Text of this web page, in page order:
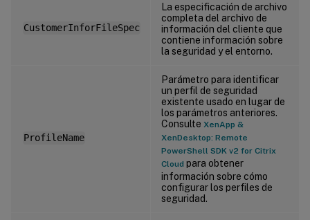
CustomerInforFileSpec
La especificación de archivo
completa del archivo de
información del cliente que
contiene información sobre
la seguridad y el entorno.
ProfileName
Parámetro para identificar
un perfil de seguridad
existente usado en lugar de
los parámetros anteriores.
Consulte XenApp &
XenDesktop: Remote
PowerShell SDK v2 for Citrix
Cloud para obtener
información sobre cómo
configurar los perfiles de
seguridad.